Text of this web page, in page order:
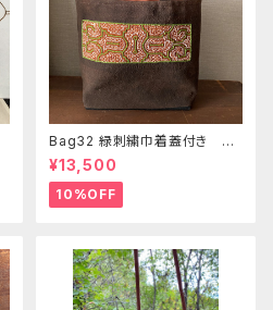
Bag32 緑刺繍巾着蓋付き 持
ち手裏泥染め無地 巾着蓋奄
美大島の車輪梅色 シピボバッ
ク
¥13,500
10%OFF